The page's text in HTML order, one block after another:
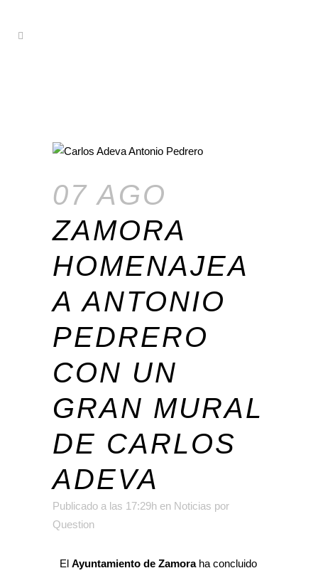
07 AGO
ZAMORA
HOMENAJEA
A ANTONIO
PEDRERO
CON UN
GRAN MURAL
DE CARLOS
ADEVA
Publicado a las 17:29h en Noticias por
Question
El Ayuntamiento de Zamoraha concluido